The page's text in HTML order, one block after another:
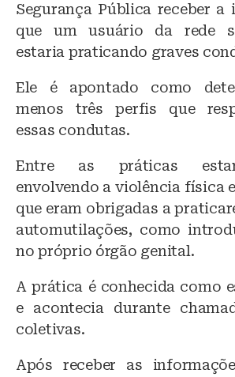
Segurança Pública receber a
que um usuário da rede
estaria praticando graves
Ele é apontado como
menos três perfis que
essas condutas.
Entre as práticas
envolvendo a violência física
que eram obrigadas a
automutilações, como
no próprio órgão genital.
A prática é conhecida como
e acontecia durante
coletivas.
Após receber as